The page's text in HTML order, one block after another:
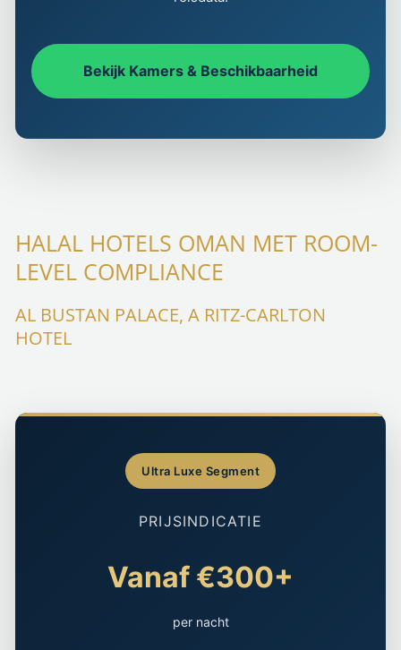
Bekijk Kamers & Beschikbaarheid
HALAL HOTELS OMAN MET ROOM-
LEVEL COMPLIANCE
AL BUSTAN PALACE, A RITZ-CARLTON
HOTEL
Ultra Luxe Segment
PRIJSINDICATIE
Vanaf €300+
per nacht